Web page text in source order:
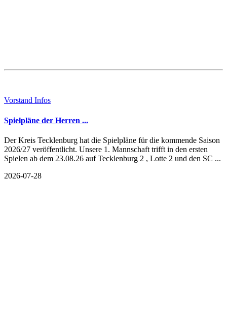
Vorstand Infos
Spielpläne der Herren ...
Der Kreis Tecklenburg hat die Spielpläne für die kommende Saison
2026/27 veröffentlicht. Unsere 1. Mannschaft trifft in den ersten
Spielen ab dem 23.08.26 auf Tecklenburg 2 , Lotte 2 und den SC ...
2026-07-28